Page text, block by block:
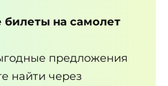
билеты на самолет
предложения
найти через